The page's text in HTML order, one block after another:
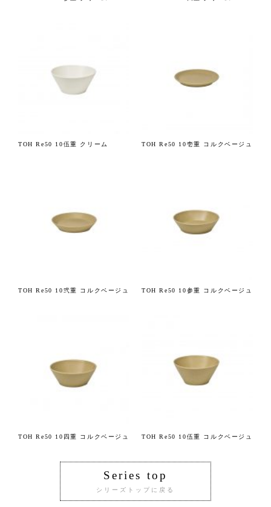
TOH Re50 10伍重 クリーム TOH Re50 10壱重 コルクベージュ
TOH Re50 10弐重 コルクベージュ TOH Re50 10参重 コルクベージュ
TOH Re50 10四重 コルクベージュ TOH Re50 10伍重 コルクベージュ
Series top
シリーズトップに戻る